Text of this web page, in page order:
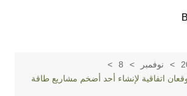
نوفمبر
8
اتفاقية لإنشاء أحد أضخم مشاريع طاقة